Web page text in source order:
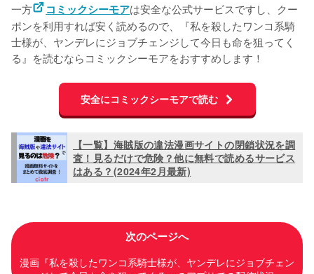
一方 コミックシーモアは安全な公式サービスですし、クー
ポンを利用すれば安く読めるので、『私を殺したワンコ系騎
士様が、ヤンデレにジョブチェンジして今日も命を狙ってく
る』を読むならコミックシーモアをおすすめします！
安全にコミックシーモアで読む
【一覧】海賊版の違法漫画サイトの閉鎖状況を調
査！見るだけで危険？他に無料で読めるサービス
はある？(2024年2月最新)
次のページへ
漫画『私を殺したワンコ系騎士様が、ヤンデレにジョブチェン